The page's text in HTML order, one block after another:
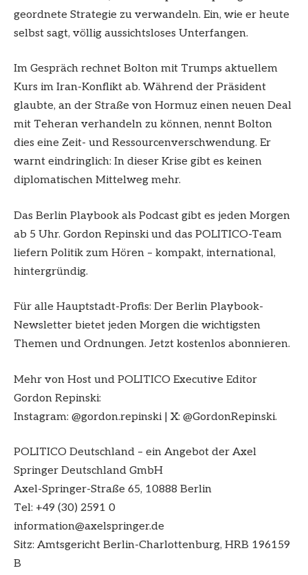
geordnete Strategie zu verwandeln. Ein, wie er heute
selbst sagt, völlig aussichtsloses Unterfangen.
Im Gespräch rechnet Bolton mit Trumps aktuellem
Kurs im Iran-Konflikt ab. Während der Präsident
glaubte, an der Straße von Hormuz einen neuen Deal
mit Teheran verhandeln zu können, nennt Bolton
dies eine Zeit- und Ressourcenverschwendung. Er
warnt eindringlich: In dieser Krise gibt es keinen
diplomatischen Mittelweg mehr.
Das Berlin Playbook als Podcast gibt es jeden Morgen
ab 5 Uhr. Gordon Repinski und das POLITICO-Team
liefern Politik zum Hören – kompakt, international,
hintergründig.
Für alle Hauptstadt-Profis: Der Berlin Playbook-
Newsletter bietet jeden Morgen die wichtigsten
Themen und Ordnungen. ⁠Jetzt kostenlos abonnieren.⁠
Mehr von Host und POLITICO Executive Editor
Gordon Repinski:
Instagram: ⁠@gordon.repinski⁠ | X: ⁠@GordonRepinski⁠.
POLITICO Deutschland – ein Angebot der Axel
Springer Deutschland GmbH
Axel-Springer-Straße 65, 10888 Berlin
Tel: +49 (30) 2591 0
information@axelspringer.de
Sitz: Amtsgericht Berlin-Charlottenburg, HRB 196159
B